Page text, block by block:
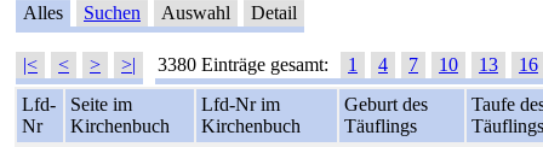
Alles Suchen Auswahl Detail
|< < > >| 3380 Einträge gesamt: 1 4 7 10 13
16
Lfd-
Nr
Seite im
Kirchenbuch
Lfd-Nr im
Kirchenbuch
Geburt des
Täuflings
Taufe
Täuflings